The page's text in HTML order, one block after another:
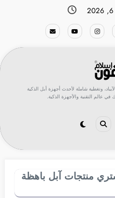
وتغطية شاملة لأحدث أجهزة أبل الذكية
في عالم التقنية والأجهزة الذكية.
منتجات آبل باهظة